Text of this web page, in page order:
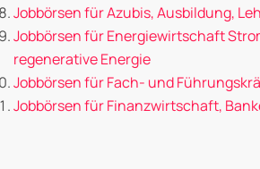
Jobbörsen für Azubis, Ausbildung,
Jobbörsen für Energiewirtschaft
regenerative Energie
Jobbörsen für Fach- und
Jobbörsen für Finanzwirtschaft,